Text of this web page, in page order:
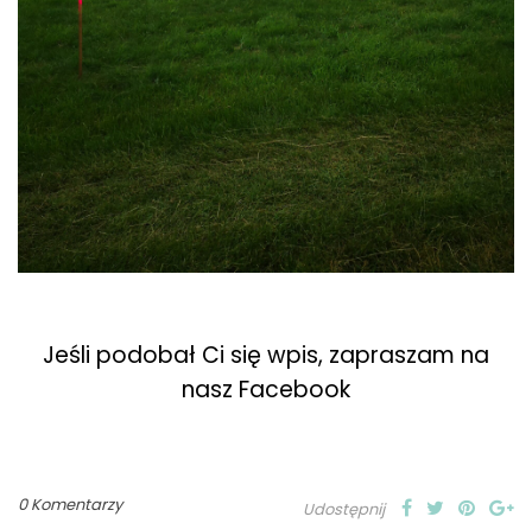
Jeśli podobał Ci się wpis, zapraszam na
nasz Facebook
0 Komentarzy Udostępnij